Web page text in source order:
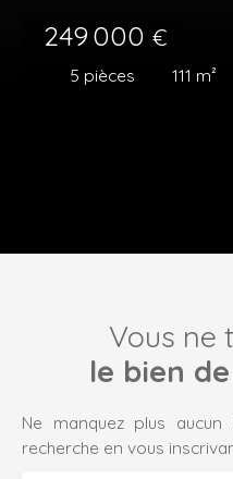
249 000 €
5 pièces 111 m²
Vous ne
le bien
Ne manquez plus
recherche en vous